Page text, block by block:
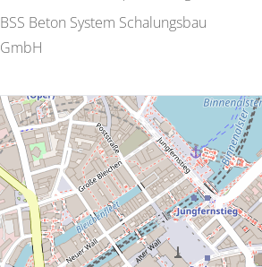
BSS Beton System Schalungsbau
GmbH